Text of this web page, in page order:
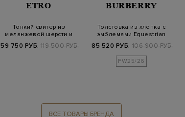
ETRO
Тонкий свитер из
меланжевой шерсти и
59 750 РУБ. 119 500 РУБ.
BURBERRY
Толстовка из хлопка с
эмблемами Equestrian
85 520 РУБ. 106 900 РУБ.
FW25/26
ВСЕ ТОВАРЫ БРЕНДА